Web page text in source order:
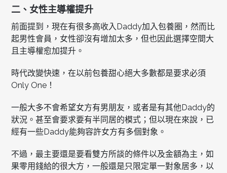
二、女性主導權提升
前面提到，現在有很多高收入Daddy加入包養圈，然而比
起男性會員，女性卻沒有增加太多，但也因此選擇空間大
且主導權愈加提升。
時代改變快速，在以前包養甜心絕大多數都是要求必須
Only One！
一般大多不會希望女方有男朋友，或者是有其他Daddy的
狀況。甚至會要求要有半同居的模式；但以現在來說，已
經有一些Daddy能夠容許女方有多個對象。
不過，最主要還是要看雙方所談的條件以及金額為主，如
果零用錢給的很大方，一般還是只限定單一對象居多，以